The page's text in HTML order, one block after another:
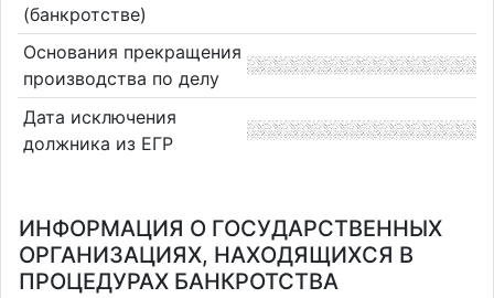
(банкротстве)
Основания прекращения
производства по делу
Дата исключения
должника из ЕГР
ИНФОРМАЦИЯ О ГОСУДАРСТВЕННЫХ
ОРГАНИЗАЦИЯХ, НАХОДЯЩИХСЯ В
ПРОЦЕДУРАХ БАНКРОТСТВА